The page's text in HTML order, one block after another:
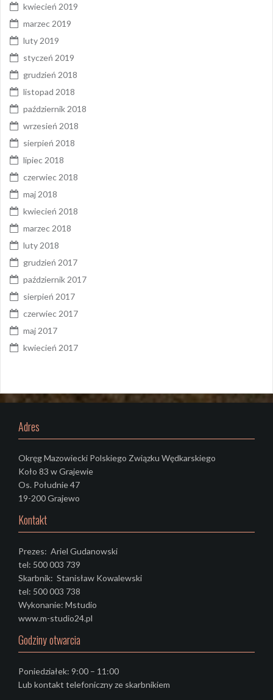
kwiecień 2019
marzec 2019
luty 2019
styczeń 2019
grudzień 2018
listopad 2018
październik 2018
wrzesień 2018
sierpień 2018
lipiec 2018
czerwiec 2018
maj 2018
kwiecień 2018
marzec 2018
luty 2018
grudzień 2017
październik 2017
sierpień 2017
czerwiec 2017
maj 2017
kwiecień 2017
Adres
Okręg Mazowiecki Polskiego Związku Wędkarskiego
Koło 83 w Grajewie
Os. Południe 47
19-200 Grajewo
Kontakt
Prezes: Ariel Gudanowski
tel: 500 003 739
Skarbnik: Stanisław Kowalewski
tel: 500 003 738
Wykonanie: Mstudio
www.m-studio24.pl
Godziny otwarcia
Poniedziałek: 9:00 – 11:00
Lub kontakt telefoniczny ze skarbnikiem